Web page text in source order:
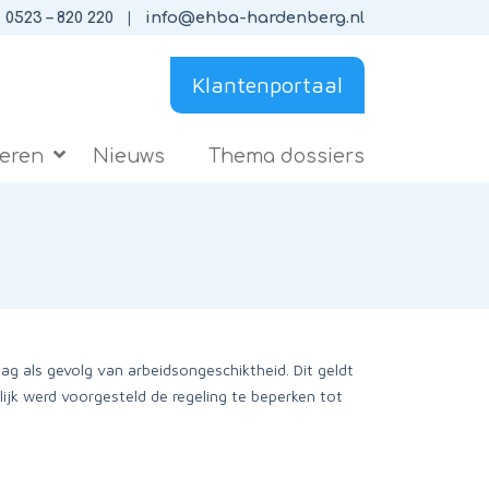
0523 – 820 220 info@ehba-hardenberg.nl
Klantenportaal
Nieuws Thema dossiers
als gevolg van arbeidsongeschiktheid. Dit geldt
werd voorgesteld de regeling te beperken tot